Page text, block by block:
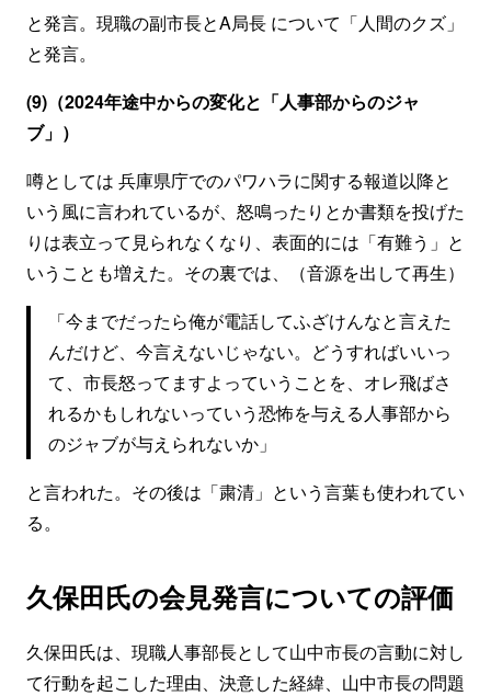
と発言。現職の副市長とA局長 について「人間のクズ」
と発言。
(9)（2024年途中からの変化と「人事部からのジャ
ブ」）
噂としては 兵庫県庁でのパワハラに関する報道以降と
いう風に言われているが、怒鳴ったりとか書類を投げた
りは表立って見られなくなり、表面的には「有難う」と
いうことも増えた。その裏では、（音源を出して再生）
「今までだったら俺が電話してふざけんなと言えた
んだけど、今言えないじゃない。どうすればいいっ
て、市長怒ってますよっていうことを、オレ飛ばさ
れるかもしれないっていう恐怖を与える人事部から
のジャブが与えられないか」
と言われた。その後は「粛清」という言葉も使われてい
る。
久保田氏の会見発言についての評価
久保田氏は、現職人事部長として山中市長の言動に対し
て行動を起こした理由、決意した経緯、山中市長の問題